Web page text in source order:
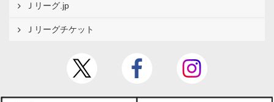
Ｊリーグ.jp
Ｊリーグチケット